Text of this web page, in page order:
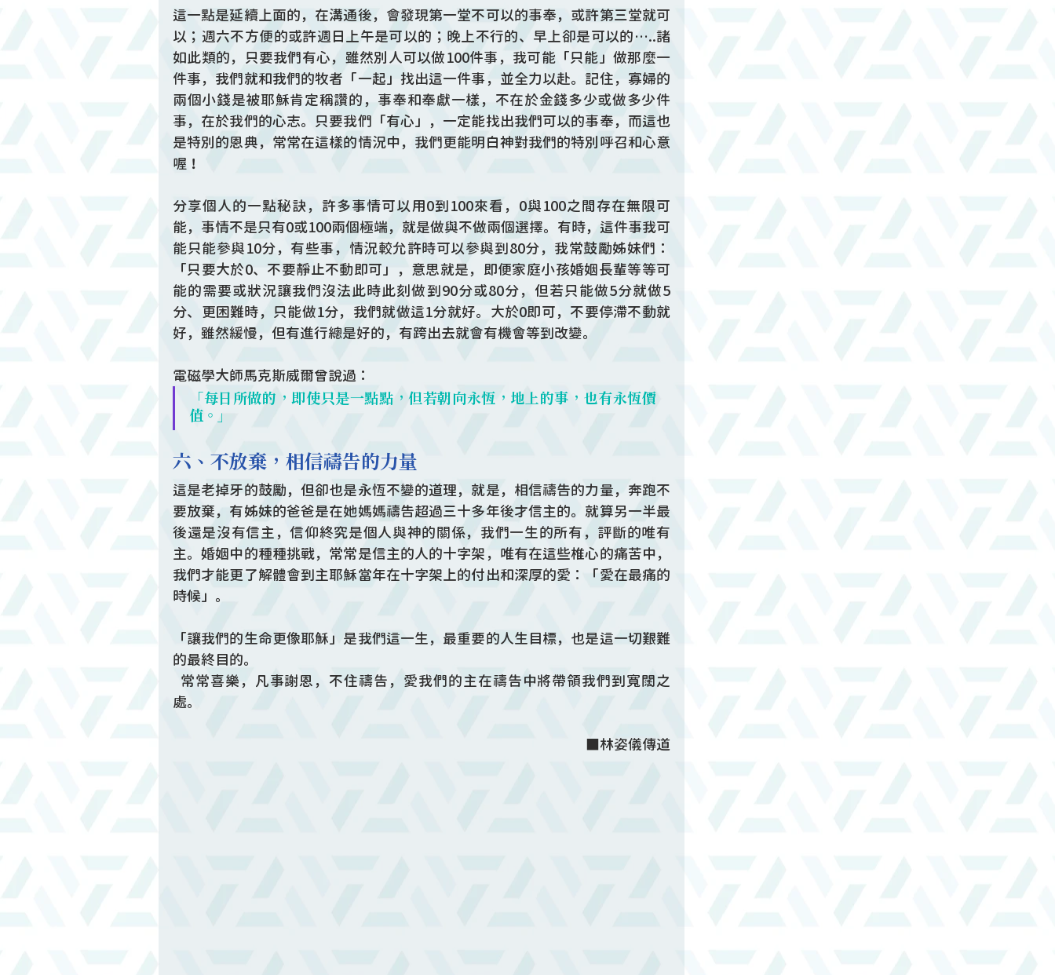
這一點是延續上面的，在溝通後，會發現第一堂不可以的事奉，或許第三堂就可
以；週六不方便的或許週日上午是可以的；晚上不行的、早上卻是可以的…..諸
如此類的，只要我們有心，雖然別人可以做100件事，我可能「只能」做那麼一
件事，我們就和我們的牧者「一起」找出這一件事，並全力以赴。記住，寡婦的
兩個小錢是被耶穌肯定稱讚的，事奉和奉獻一樣，不在於金錢多少或做多少件
事，在於我們的心志。只要我們「有心」，一定能找出我們可以的事奉，而這也
是特別的恩典，常常在這樣的情況中，我們更能明白神對我們的特別呼召和心意
喔！
分享個人的一點秘訣，許多事情可以用0到100來看，0與100之間存在無限可
能，事情不是只有0或100兩個極端，就是做與不做兩個選擇。有時，這件事我可
能只能參與10分，有些事，情況較允許時可以參與到80分，我常鼓勵姊妹們：
「只要大於0、不要靜止不動即可」，意思就是，即便家庭小孩婚姻長輩等等可
能的需要或狀況讓我們沒法此時此刻做到90分或80分，但若只能做5分就做5
分、更困難時，只能做1分，我們就做這1分就好。大於0即可，不要停滯不動就
好，雖然緩慢，但有進行總是好的，有跨出去就會有機會等到改變。
電磁學大師馬克斯威爾曾說過：
「每日所做的，即使只是一點點，但若朝向永恆，地上的事，也有永恆價
值。」
六、不放棄，相信禱告的力量
這是老掉牙的鼓勵，但卻也是永恆不變的道理，就是，相信禱告的力量，奔跑不
要放棄，有姊妹的爸爸是在她媽媽禱告超過三十多年後才信主的。就算另一半最
後還是沒有信主，信仰終究是個人與神的關係，我們一生的所有，評斷的唯有
主。婚姻中的種種挑戰，常常是信主的人的十字架，唯有在這些椎心的痛苦中，
我們才能更了解體會到主耶穌當年在十字架上的付出和深厚的愛：「愛在最痛的
時候」。
「讓我們的生命更像耶穌」是我們這一生，最重要的人生目標，也是這一切艱難
的最終目的。
常常喜樂，凡事謝恩，不住禱告，愛我們的主在禱告中將帶領我們到寬闊之
處。
■林姿儀傳道